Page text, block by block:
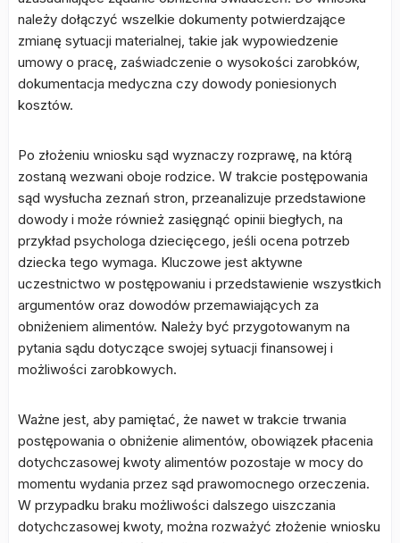
należy dołączyć wszelkie dokumenty potwierdzające
zmianę sytuacji materialnej, takie jak wypowiedzenie
umowy o pracę, zaświadczenie o wysokości zarobków,
dokumentacja medyczna czy dowody poniesionych
kosztów.
Po złożeniu wniosku sąd wyznaczy rozprawę, na którą
zostaną wezwani oboje rodzice. W trakcie postępowania
sąd wysłucha zeznań stron, przeanalizuje przedstawione
dowody i może również zasięgnąć opinii biegłych, na
przykład psychologa dziecięcego, jeśli ocena potrzeb
dziecka tego wymaga. Kluczowe jest aktywne
uczestnictwo w postępowaniu i przedstawienie wszystkich
argumentów oraz dowodów przemawiających za
obniżeniem alimentów. Należy być przygotowanym na
pytania sądu dotyczące swojej sytuacji finansowej i
możliwości zarobkowych.
Ważne jest, aby pamiętać, że nawet w trakcie trwania
postępowania o obniżenie alimentów, obowiązek płacenia
dotychczasowej kwoty alimentów pozostaje w mocy do
momentu wydania przez sąd prawomocnego orzeczenia.
W przypadku braku możliwości dalszego uiszczania
dotychczasowej kwoty, można rozważyć złożenie wniosku